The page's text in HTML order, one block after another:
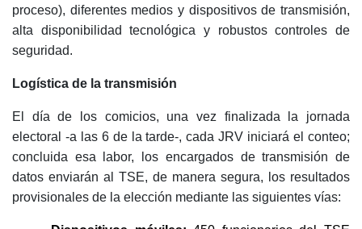
proceso), diferentes medios y dispositivos de transmisión,
alta disponibilidad tecnológica y robustos controles de
seguridad.
Logística de la transmisión
El día de los comicios, una vez finalizada la jornada
electoral -a las 6 de la tarde-, cada JRV iniciará el conteo;
concluida esa labor, los encargados de transmisión de
datos enviarán al TSE, de manera segura, los resultados
provisionales de la elección mediante las siguientes vías: